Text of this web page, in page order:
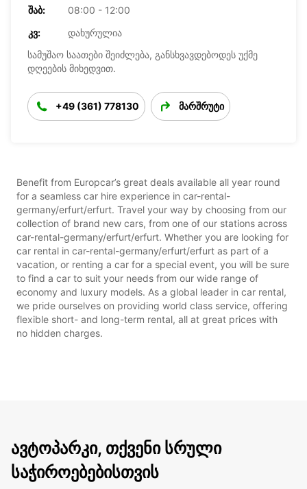
ᲨᲐᲑ:
08:00 - 12:00
ᲙᲕ:
დახურულია
სამუშაო საათები შეიძლება, განსხვავდებოდეს უქმე
დღეების მიხედვით.
+49 (361) 778130 მარშრუტი
Benefit from Europcar’s great deals available all year round
for a seamless car hire experience in car-rental-
germany/erfurt/erfurt. Travel your way by choosing from our
collection of brand new cars, from one of our stations across
car-rental-germany/erfurt/erfurt. Whether you are looking for
car rental in car-rental-germany/erfurt/erfurt as part of a
vacation, or renting a car for a special event, you will be sure
to find a car to suit your needs from our wide range of
economy and luxury models. As a global leader in car rental,
we pride ourselves on providing world class service, offering
flexible short- and long-term rental, all at great prices with
no hidden charges.
ავტოპარკი, თქვენი სრული
საჭიროებებისთვის